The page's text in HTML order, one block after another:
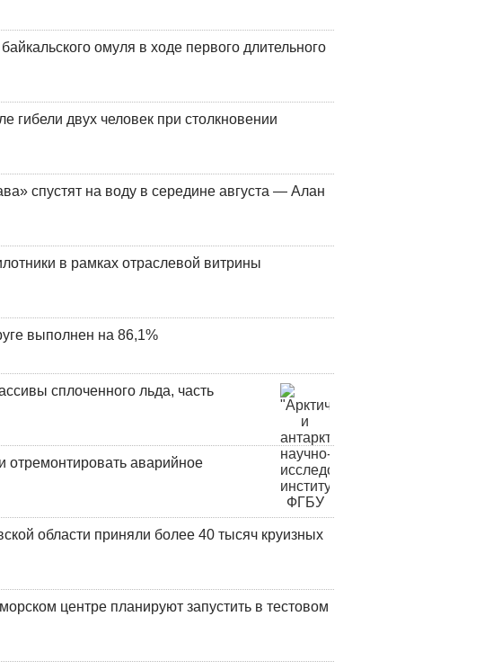
омуля в ходе первого длительного
гибели двух человек при столкновении
спустят на воду в середине августа — Алан
в рамках отраслевой витрины
выполнен на 86,1%
сплоченного льда, часть
отремонтировать аварийное
области приняли более 40 тысяч круизных
центре планируют запустить в тестовом